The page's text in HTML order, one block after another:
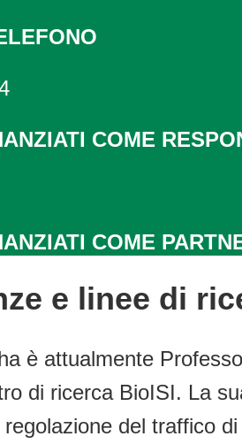
COME
COME
e linee di
è attualmente
di ricerca BioISI. La
del traffico